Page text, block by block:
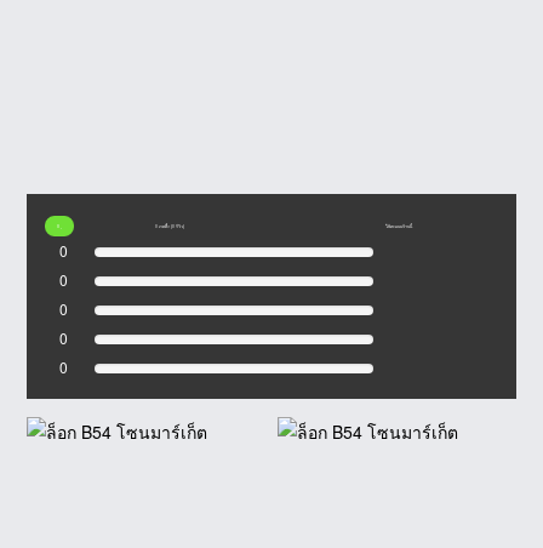
0 เรตติ้ง (0 รีวิว) ให้คะแนนร้านนี้
0
0
0
0
0